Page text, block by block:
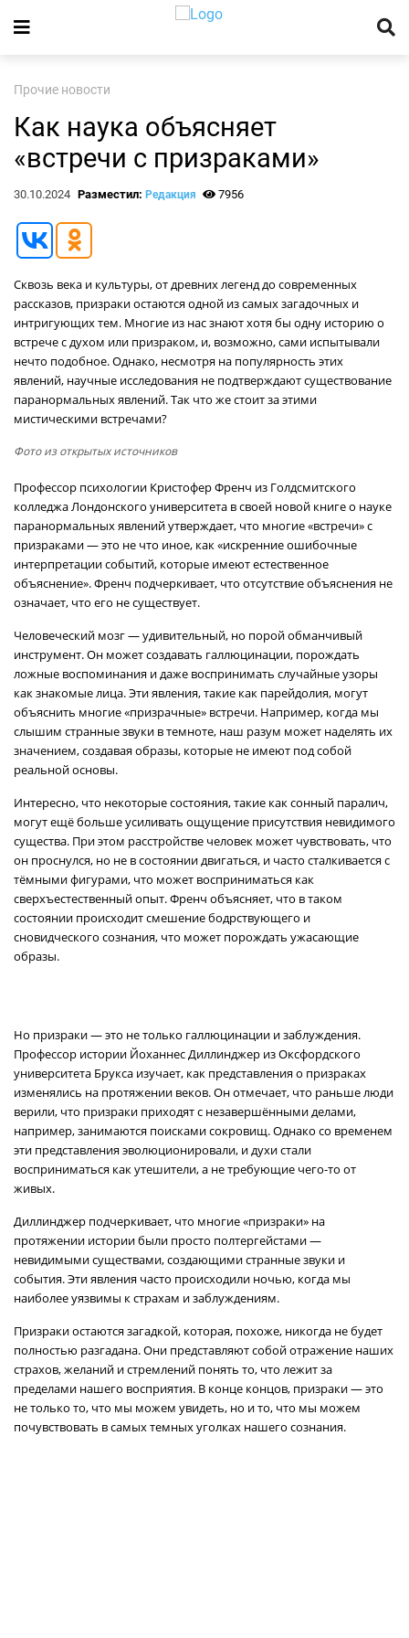
Прочие новости
Как наука объясняет
«встречи с призраками»
30.10.2024 Разместил: Редакция 7956
Сквозь века и культуры, от древних легенд до современных
рассказов, призраки остаются одной из самых загадочных и
интригующих тем. Многие из нас знают хотя бы одну историю о
встрече с духом или призраком, и, возможно, сами испытывали
нечто подобное. Однако, несмотря на популярность этих
явлений, научные исследования не подтверждают существование
паранормальных явлений. Так что же стоит за этими
мистическими встречами?
Фото из открытых источников
Профессор психологии Кристофер Френч из Голдсмитского
колледжа Лондонского университета в своей новой книге о науке
паранормальных явлений утверждает, что многие «встречи» с
призраками — это не что иное, как «искренние ошибочные
интерпретации событий, которые имеют естественное
объяснение». Френч подчеркивает, что отсутствие объяснения не
означает, что его не существует.
Человеческий мозг — удивительный, но порой обманчивый
инструмент. Он может создавать галлюцинации, порождать
ложные воспоминания и даже воспринимать случайные узоры
как знакомые лица. Эти явления, такие как парейдолия, могут
объяснить многие «призрачные» встречи. Например, когда мы
слышим странные звуки в темноте, наш разум может наделять их
значением, создавая образы, которые не имеют под собой
реальной основы.
Интересно, что некоторые состояния, такие как сонный паралич,
могут ещё больше усиливать ощущение присутствия невидимого
существа. При этом расстройстве человек может чувствовать, что
он проснулся, но не в состоянии двигаться, и часто сталкивается с
тёмными фигурами, что может восприниматься как
сверхъестественный опыт. Френч объясняет, что в таком
состоянии происходит смешение бодрствующего и
сновидческого сознания, что может порождать ужасающие
образы.
Но призраки — это не только галлюцинации и заблуждения.
Профессор истории Йоханнес Диллинджер из Оксфордского
университета Брукса изучает, как представления о призраках
изменялись на протяжении веков. Он отмечает, что раньше люди
верили, что призраки приходят с незавершёнными делами,
например, занимаются поисками сокровищ. Однако со временем
эти представления эволюционировали, и духи стали
восприниматься как утешители, а не требующие чего-то от
живых.
Диллинджер подчеркивает, что многие «призраки» на
протяжении истории были просто полтергейстами —
невидимыми существами, создающими странные звуки и
события. Эти явления часто происходили ночью, когда мы
наиболее уязвимы к страхам и заблуждениям.
Призраки остаются загадкой, которая, похоже, никогда не будет
полностью разгадана. Они представляют собой отражение наших
страхов, желаний и стремлений понять то, что лежит за
пределами нашего восприятия. В конце концов, призраки — это
не только то, что мы можем увидеть, но и то, что мы можем
почувствовать в самых темных уголках нашего сознания.